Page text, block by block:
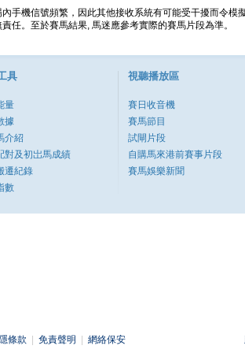
手機信號頻繁，因此其他接收系統有可能受干擾而令模
任。至於賽馬結果, 馬迷應參考實際的賽馬片段為準。
具
量
據
介紹
對及初岀馬成績
遷紀錄
數
視聽播放區
賽日收音機
賽馬節目
試閘片段
自購馬來港前賽事片段
賽馬娛樂新聞
條款 免責聲明 網絡保安